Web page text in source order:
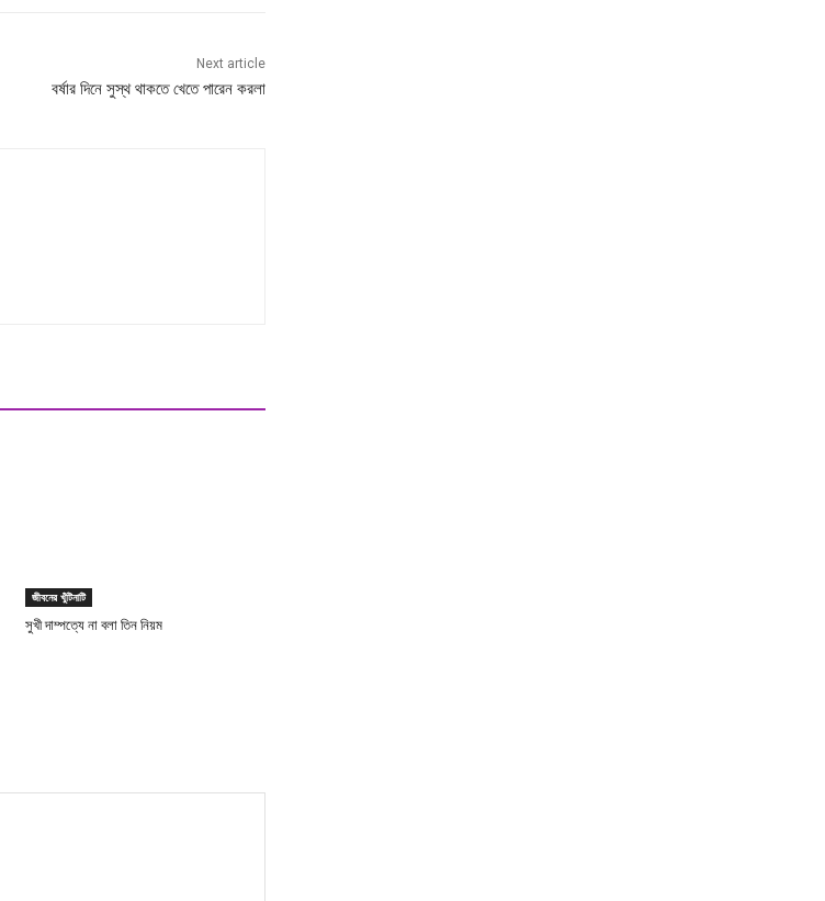
Next article
বর্ষার দিনে সুস্থ থাকতে খেতে পারেন করলা
জীবনের খুঁটিনাটি
সুখী দাম্পত্যে না বলা তিন নিয়ম